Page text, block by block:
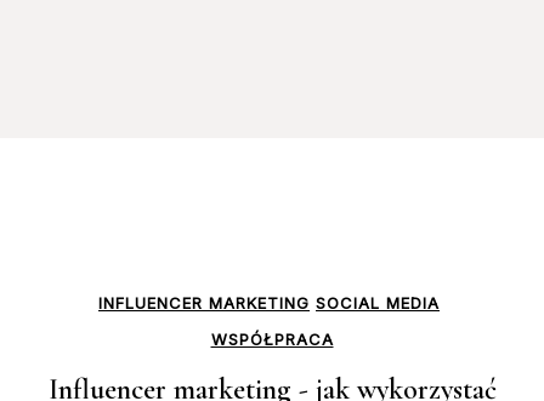
INFLUENCER MARKETING SOCIAL MEDIA
WSPÓŁPRACA
Influencer marketing - jak wykorzystać